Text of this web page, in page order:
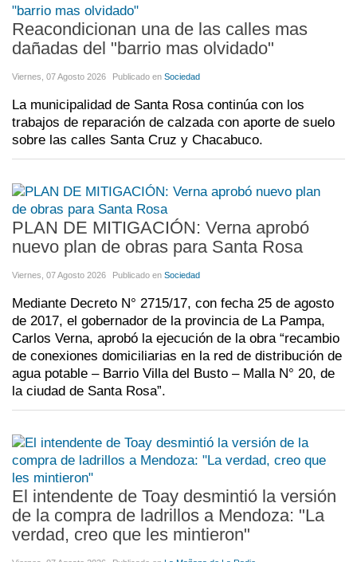
Reacondicionan una de las calles mas
dañadas del "barrio mas olvidado"
Viernes, 07 Agosto 2026 Publicado en Sociedad
La municipalidad de Santa Rosa continúa con los
trabajos de reparación de calzada con aporte de suelo
sobre las calles Santa Cruz y Chacabuco.
PLAN DE MITIGACIÓN: Verna aprobó
nuevo plan de obras para Santa Rosa
Viernes, 07 Agosto 2026 Publicado en Sociedad
Mediante Decreto N° 2715/17, con fecha 25 de agosto
de 2017, el gobernador de la provincia de La Pampa,
Carlos Verna, aprobó la ejecución de la obra “recambio
de conexiones domiciliarias en la red de distribución de
agua potable – Barrio Villa del Busto – Malla N° 20, de
la ciudad de Santa Rosa”.
El intendente de Toay desmintió la versión
de la compra de ladrillos a Mendoza: "La
verdad, creo que les mintieron"